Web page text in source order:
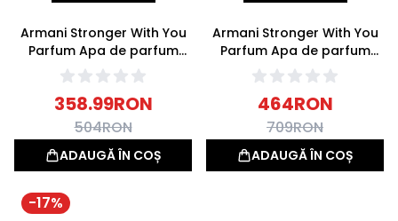
Armani Stronger With You
Parfum Apa de parfum
50ml
358.99RON
504RON
ADAUGĂ ÎN COȘ
Armani Stronger With You
Parfum Apa de parfum
100ml
464RON
709RON
ADAUGĂ ÎN COȘ
-17%